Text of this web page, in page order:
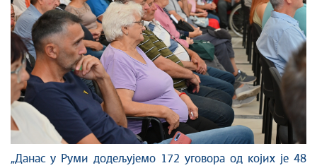
„Данас у Руми додељујемо 172 уговора од којих је 48